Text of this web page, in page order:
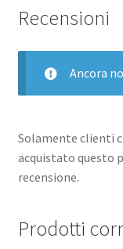
Recensioni
Ancora
Solamente clienti
acquistato questo
recensione.
Prodotti